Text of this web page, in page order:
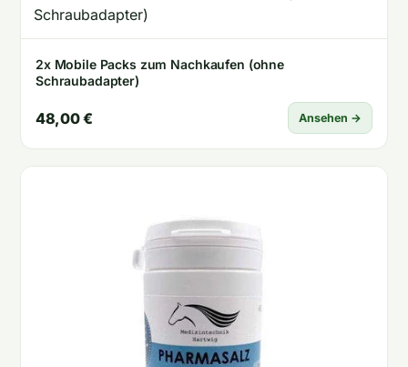
2x Mobile Packs zum Nachkaufen (ohne
Schraubadapter)
48,00 € Ansehen →